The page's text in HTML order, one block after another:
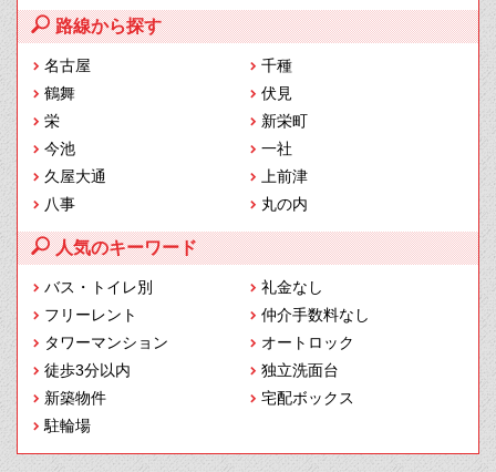
路線から探す
名古屋
千種
鶴舞
伏見
栄
新栄町
今池
一社
久屋大通
上前津
八事
丸の内
人気のキーワード
バス・トイレ別
礼金なし
フリーレント
仲介手数料なし
タワーマンション
オートロック
徒歩3分以内
独立洗面台
新築物件
宅配ボックス
駐輪場